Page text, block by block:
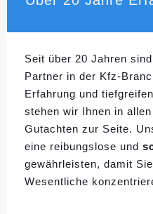
Seit über 20 Jahren
Partner in der Kfz-
Erfahrung und
stehen wir Ihnen in
Gutachten zur Seite.
eine reibungslose und
gewährleisten, damit
Wesentliche